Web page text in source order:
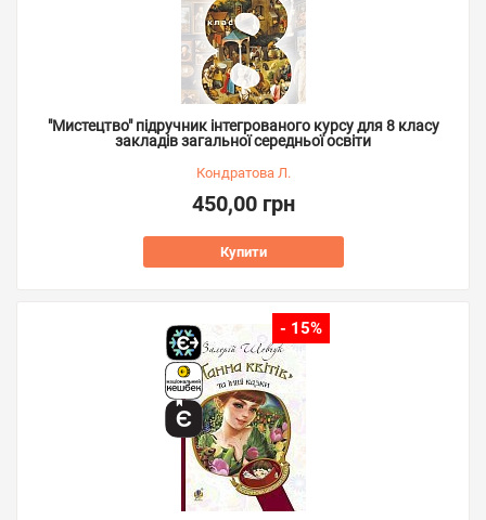
"Мистецтво" підручник інтегрованого курсу для 8 класу
закладів загальної середньої освіти
Кондратова Л.
450,00 грн
Купити
- 15%